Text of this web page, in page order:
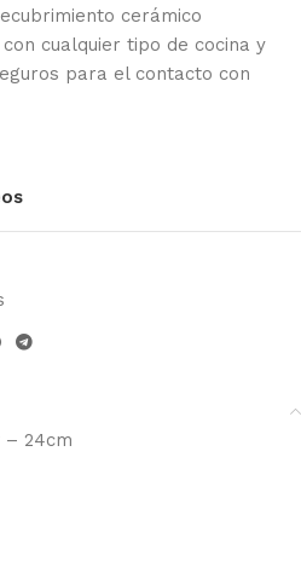
cerámico
cualquier tipo de cocina y
para el contacto con
– 24cm